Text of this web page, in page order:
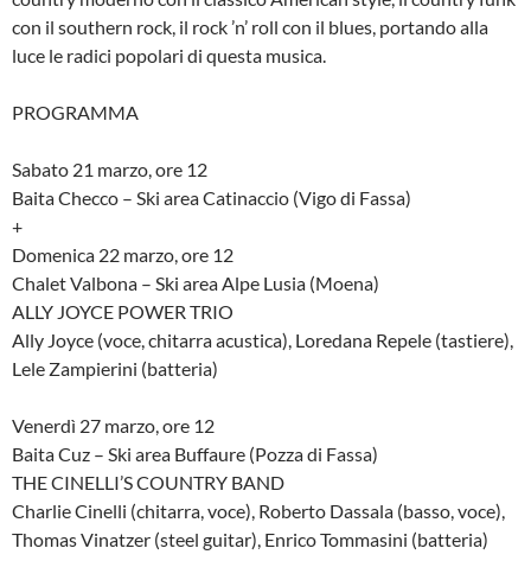
con il southern rock, il rock ’n’ roll con il blues, portando alla
luce le radici popolari di questa musica.
PROGRAMMA
Sabato 21 marzo, ore 12
Baita Checco – Ski area Catinaccio (Vigo di Fassa)
+
Domenica 22 marzo, ore 12
Chalet Valbona – Ski area Alpe Lusia (Moena)
ALLY JOYCE POWER TRIO
Ally Joyce (voce, chitarra acustica), Loredana Repele (tastiere),
Lele Zampierini (batteria)
Venerdì 27 marzo, ore 12
Baita Cuz – Ski area Buffaure (Pozza di Fassa)
THE CINELLI’S COUNTRY BAND
Charlie Cinelli (chitarra, voce), Roberto Dassala (basso, voce),
Thomas Vinatzer (steel guitar), Enrico Tommasini (batteria)